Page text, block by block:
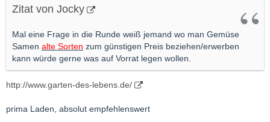
Zitat von Jocky
Mal eine Frage in die Runde weiß jemand wo man Gemüse
Samen alte Sorten zum günstigen Preis beziehen/erwerben
kann würde gerne was auf Vorrat legen wollen.
http://www.garten-des-lebens.de/
prima Laden, absolut empfehlenswert